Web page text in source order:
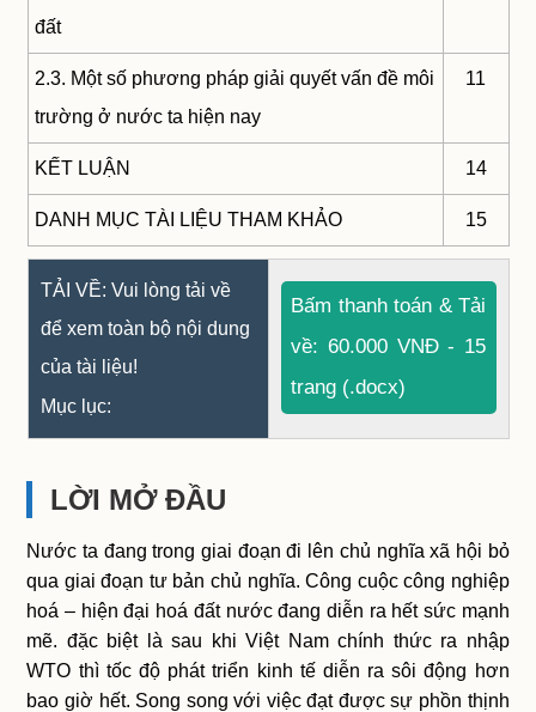
đất
2.3. Một số phương pháp giải quyết vấn đề môi
trường ở nước ta hiện nay
11
KẾT LUẬN 14
DANH MỤC TÀI LIỆU THAM KHẢO 15
TẢI VỀ: Vui lòng tải về
để xem toàn bộ nội dung
của tài liệu!
Mục lục:
Bấm thanh toán & Tải
về: 60.000 VNĐ - 15
trang (.docx)
LỜI MỞ ĐẦU
Nước ta đang trong giai đoạn đi lên chủ nghĩa xã hội bỏ
qua giai đoạn tư bản chủ nghĩa. Công cuộc công nghiệp
hoá – hiện đại hoá đất nước đang diễn ra hết sức mạnh
mẽ. đặc biệt là sau khi Việt Nam chính thức ra nhập
WTO thì tốc độ phát triển kinh tế diễn ra sôi động hơn
bao giờ hết. Song song với việc đạt được sự phồn thịnh